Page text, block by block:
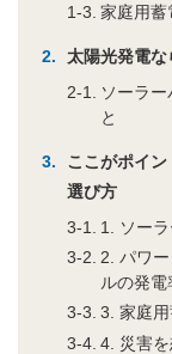
家庭用蓄
太陽光発電
ソーラ
と
ここがポイ
選び方
1. ソー
2. パワ
ルの発電
3. 家庭
4. 災害